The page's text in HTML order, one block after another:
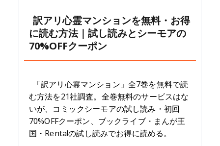
訳アリ心霊マンションを無料・お得
に読む方法｜試し読みとシーモアの
70%OFFクーポン
「訳アリ心霊マンション」全7巻を無料で読
む方法を21社調査。全巻無料のサービスはな
いが、コミックシーモアの試し読み・初回
70%OFFクーポン、ブックライブ・まんが王
国・Renta!の試し読みでお得に読める。